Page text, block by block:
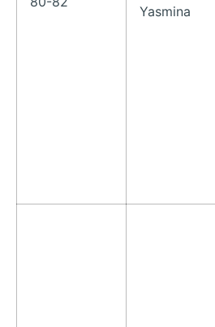
Yasmina